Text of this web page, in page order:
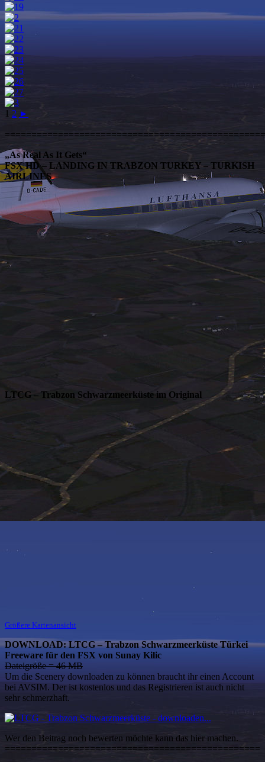
1 2 ►
„As Real As It Gets“
FSX HD – LANDING IN TRABZON TURKEY – TURKISH
AIRLINES
LTCG – Trabzon Schwarzmeerküste im Original
Größere Kartenansicht
DOWNLOAD: LTCG – Trabzon Schwarzmeerküste Türkei
Freeware für den FSX von Sunay Kilic
Dateigröße = 46 MB
Um die Scenery downloaden zu können braucht ihr einen Account
bei AVSIM. Der ist kostenlos und das Registrieren ist auch nicht
sehr schmerzhaft.
Wer den Beitrag noch bewerten möchte kann das hier machen.
================================================